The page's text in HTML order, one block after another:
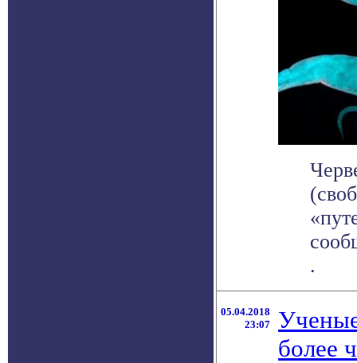
.
05.04.2018
23:07
более